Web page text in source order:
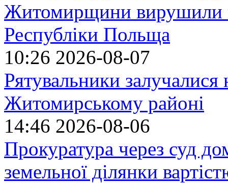
Житомирщини вирушили
Республіки Польща
10:26 2026-08-07
Рятувальники
Житомирському районі
14:46 2026-08-06
Прокуратура через суд
земельної ділянки